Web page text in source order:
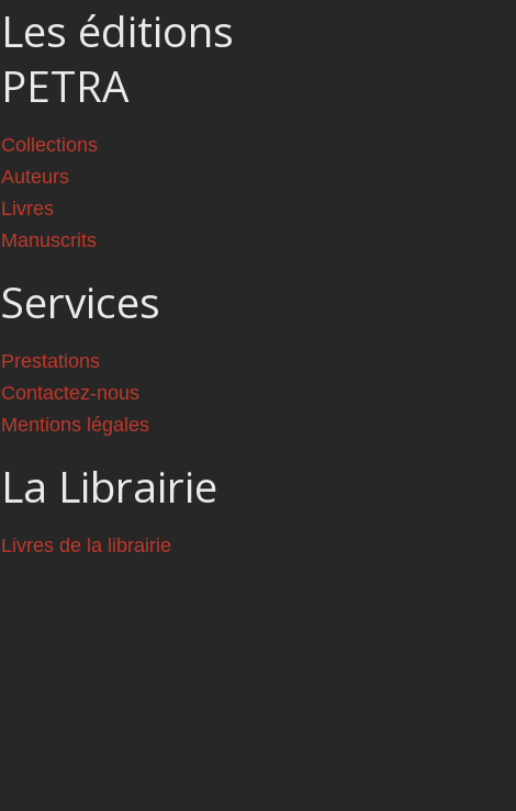
Les éditions
PETRA
Collections
Auteurs
Livres
Manuscrits
Services
Prestations
Contactez-nous
Mentions légales
La Librairie
Livres de la librairie